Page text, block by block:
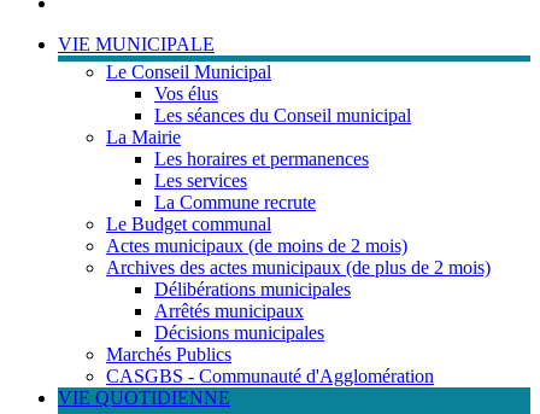
VIE MUNICIPALE
Le Conseil Municipal
Vos élus
Les séances du Conseil municipal
La Mairie
Les horaires et permanences
Les services
La Commune recrute
Le Budget communal
Actes municipaux (de moins de 2 mois)
Archives des actes municipaux (de plus de 2 mois)
Délibérations municipales
Arrêtés municipaux
Décisions municipales
Marchés Publics
CASGBS - Communauté d'Agglomération
VIE QUOTIDIENNE